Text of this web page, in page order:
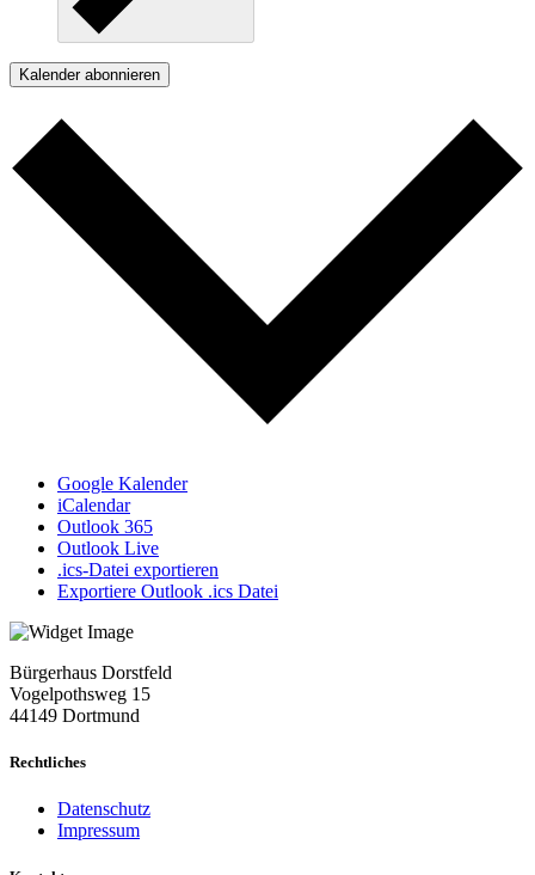
Kalender abonnieren
Google Kalender
iCalendar
Outlook 365
Outlook Live
.ics-Datei exportieren
Exportiere Outlook .ics Datei
Bürgerhaus Dorstfeld
Vogelpothsweg 15
44149 Dortmund
Rechtliches
Datenschutz
Impressum